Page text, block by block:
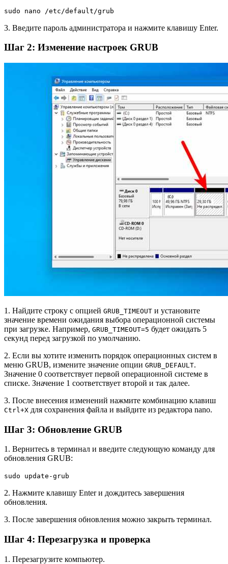
sudo nano /etc/default/grub
3. Введите пароль администратора и нажмите клавишу Enter.
Шаг 2: Изменение настроек GRUB
1. Найдите строку с опцией GRUB_TIMEOUT и установите
значение времени ожидания выбора операционной системы
при загрузке. Например, GRUB_TIMEOUT=5 будет ожидать 5
секунд перед загрузкой по умолчанию.
2. Если вы хотите изменить порядок операционных систем в
меню GRUB, измените значение опции GRUB_DEFAULT.
Значение 0 соответствует первой операционной системе в
списке. Значение 1 соответствует второй и так далее.
3. После внесения изменений нажмите комбинацию клавиш
Ctrl+X для сохранения файла и выйдите из редактора nano.
Шаг 3: Обновление GRUB
1. Вернитесь в терминал и введите следующую команду для
обновления GRUB:
sudo update-grub
2. Нажмите клавишу Enter и дождитесь завершения
обновления.
3. После завершения обновления можно закрыть терминал.
Шаг 4: Перезагрузка и проверка
1. Перезагрузите компьютер.